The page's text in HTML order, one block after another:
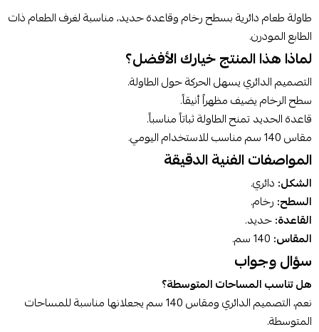
أوافق على سياسة الشراء
اطلب المنتج
طاولة طعام دائرية بسطح رخام وقاعدة حديد، مناسبة لغرف الطعام ذات
الطابع المودرن.
لماذا هذا المنتج خيارك الأفضل؟
التصميم الدائري يسهل الحركة حول الطاولة.
سطح الرخام يضيف مظهراً أنيقاً.
قاعدة الحديد تمنح الطاولة ثباتاً مناسباً.
مقاس 140 سم مناسب للاستخدام اليومي.
المواصفات الفنية الدقيقة
الشكل: دائري.
السطح: رخام.
القاعدة:حديد.
المقاس:
سؤال وجواب
هل تناسب المساحات المتوسطة؟
نعم، التصميم الدائري ومقاس 140 سم يجعلانها مناسبة للمساحات
المتوسطة.